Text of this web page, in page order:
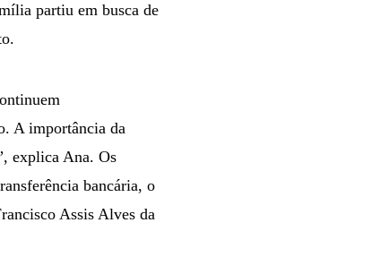
partiu em busca de
A importância da
explica Ana. Os
bancária, o
Assis Alves da